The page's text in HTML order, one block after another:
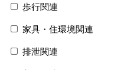
歩行関連
家具・住環境関連
排泄関連